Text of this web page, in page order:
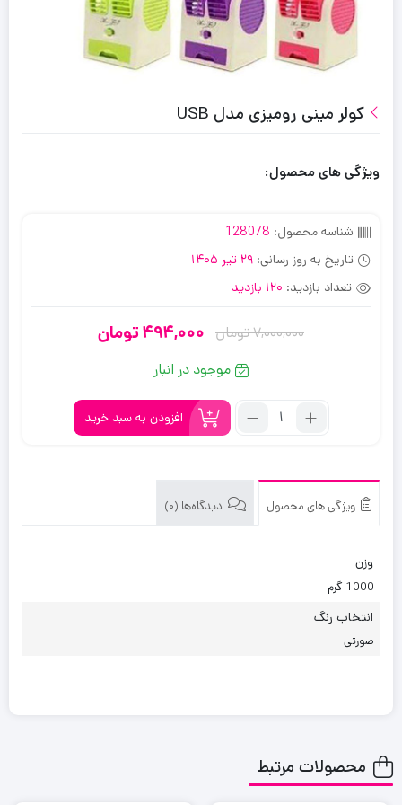
کولر مینی رومیزی مدل USB
ویژگی های محصول:
شناسه محصول: 128078
تاریخ به روز رسانی: 29 تیر 1405
تعداد بازدید: 120 بازدید
7,000,000تومان
قیمت
اصلی:
7,000,000
تومان
494,000تومان
قیمت
فعلی:
494,000
تومان.
موجود در انبار
تعداد:
رومیزی
مدل
USB
افزودن به سبد خرید
ویژگی های محصول دیدگاه‌ها (0)
وزن
1000 گرم
انتخاب رنگ
صورتی
محصولات مرتبط